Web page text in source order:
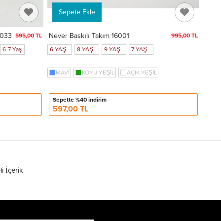
595,00 TL
6-7 Yaş
Sepete Ekle
Never Baskılı Takım 16001
995,00 TL
6 YAŞ
8 YAŞ 9 YAŞ 7 YAŞ
MAVİ KOYU YEŞİL AÇIK YEŞİL
Sepette %40 indirim
597,00 TL
İçerik